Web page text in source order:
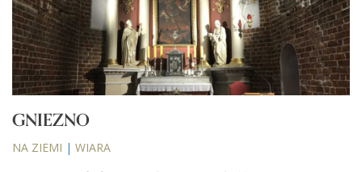
GNIEZNO
NA ZIEMI | WIARA